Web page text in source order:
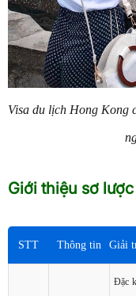
Visa du lịch Hong Kong
Giới thiệu sơ
STT Thông tin Giải
Đặc